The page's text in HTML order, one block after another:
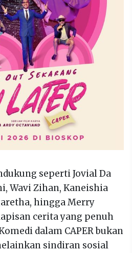
seperti Jovial Da
Wavi Zihan, Kaneishia
hingga Merry
cerita yang penuh
dalam CAPER bukan
sindiran sosial